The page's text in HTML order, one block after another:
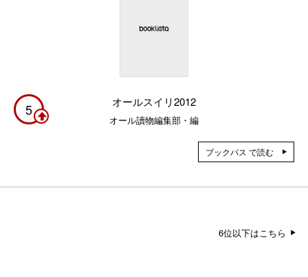
5 オールスイリ2012
オール讀物編集部・編
ブックパス で読む
6位以下はこちら